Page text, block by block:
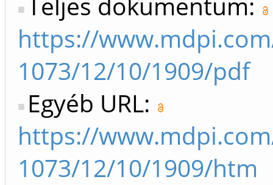
https://
1073/12/10/1909/pdf
Egyéb URL:
https://
1073/12/10/1909/htm